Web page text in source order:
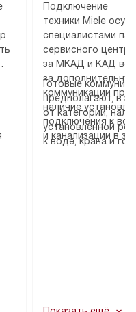
Подключение
техники Miele
специалистами
сервисного
за МКАД и КАД
за
коммуникации
наличие
подключения к
и канализации в
от категории
Готовые
предполагают, в
от категории,
установленной
к воде, крана и